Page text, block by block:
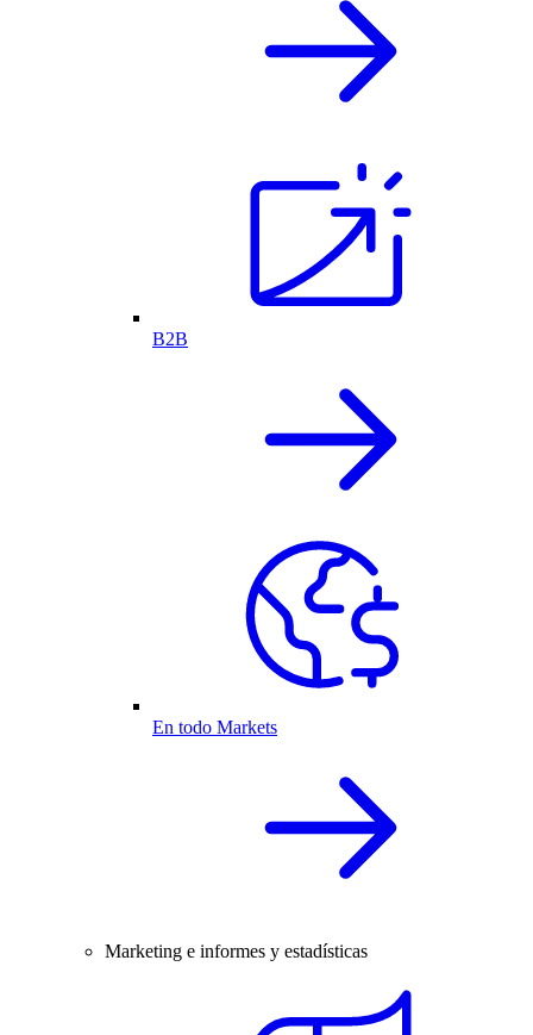
B2B
En todo Markets
Marketing e informes y estadísticas